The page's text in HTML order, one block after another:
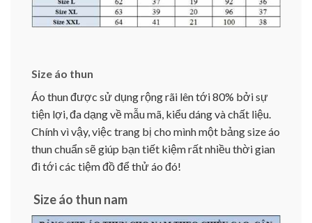
Size áo thun
Áo thun được sử dụng rộng rãi lên tới 80% bởi sự
tiện lợi, đa dạng về mẫu mã, kiểu dáng và chất liệu.
Chính vì vậy, việc trang bị cho mình một bảng size áo
thun chuẩn sẽ giúp bạn tiết kiệm rất nhiều thời gian
đi tới các tiệm đồ để thử áo đó!
Size áo thun nam